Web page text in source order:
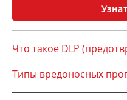
Что такое DLP
Типы вредоносных